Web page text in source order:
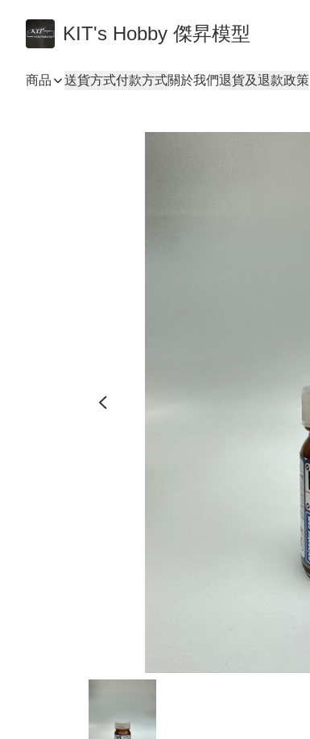
KIT's Hobby 傑昇模型
商品 送貨方式付款方式關於我們退貨及退款政策